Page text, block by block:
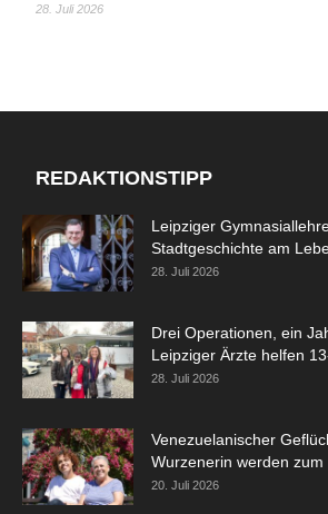
28. Juli 2026
REDAKTIONSTIPP
Leipziger
Stadtgeschichte am
28. Juli 2026
Drei Operationen, ein
Leipziger Ärzte helfen
28. Juli 2026
Venezuelanischer
Wurzenerin werden zum
20. Juli 2026